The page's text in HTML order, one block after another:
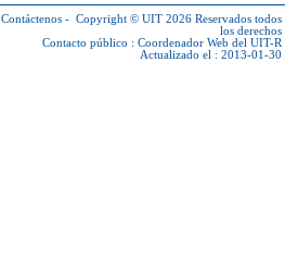
Contáctenos - Copyright © UIT 2026 Reservados todos
los derechos
Contacto público : Coordenador Web del UIT-R
Actualizado el : 2013-01-30